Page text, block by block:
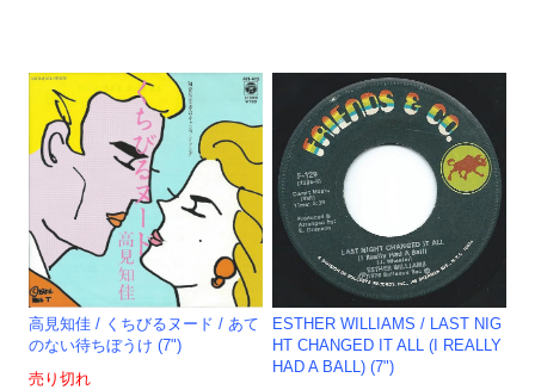
高見知佳 / くちびるヌード / あて
のない待ちぼうけ (7")
売り切れ
ESTHER WILLIAMS / LAST NIG
HT CHANGED IT ALL (I REALLY
HAD A BALL) (7")